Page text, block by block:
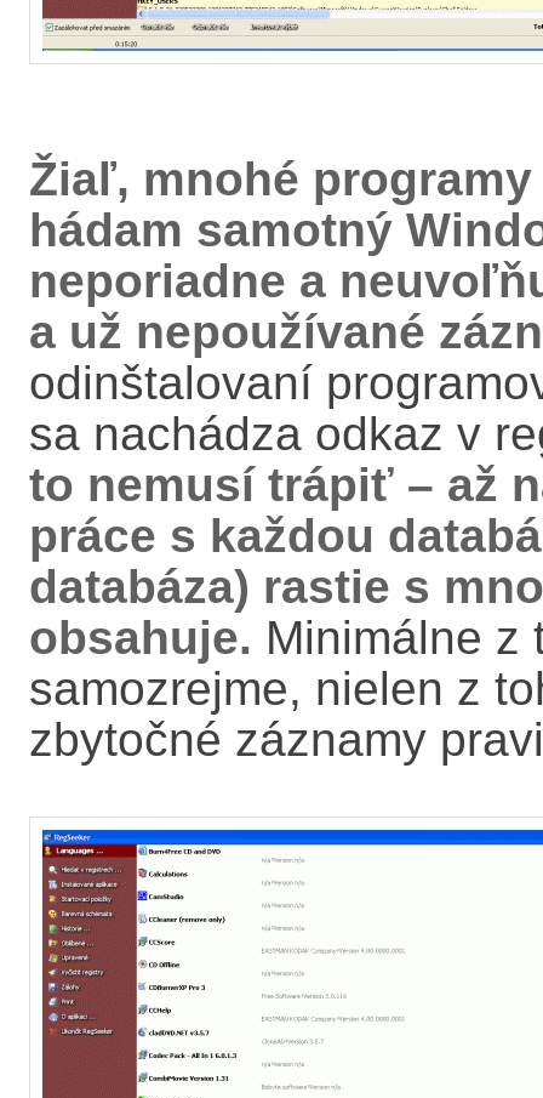
Žiaľ, mnohé
hádam samotný
neporiadne a
a už nepoužívané
odinštalovaní
sa nachádza odkaz v
to nemusí trápiť – až
práce s každou
databáza) rastie s
obsahuje. Minimálne z
samozrejme, nielen z
zbytočné záznamy